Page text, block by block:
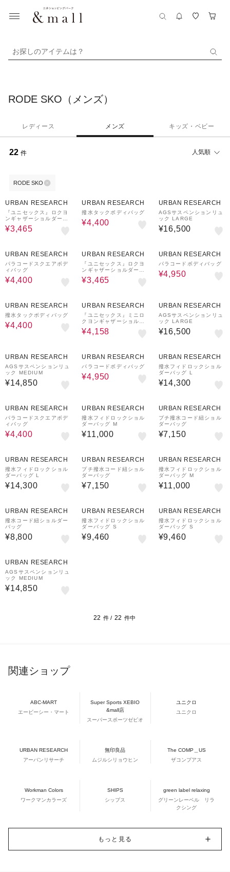
お探しのアイテムは？
RODE SKO（メンズ）
レディース メンズ キッズ・ベビー
22 件 人気順
RODE SKO
URBAN RESEARCH
『ユニセックス』ロクヨ
ンギャザーショルダート
ートバッグ
¥3,465
URBAN RESEARCH
撥水タックボディバッグ
¥4,400
URBAN RESEARCH
AGSサスペンションリュ
ック LARGE
¥16,500
URBAN RESEARCH
パラコードスクエアボデ
ィバッグ
¥4,400
URBAN RESEARCH
『ユニセックス』ロクヨ
ンギャザーショルダート
ートバッグ
¥3,465
URBAN RESEARCH
パラコードボディバッグ
¥4,950
URBAN RESEARCH
撥水タックボディバッグ
¥4,400
URBAN RESEARCH
『ユニセックス』ミニロ
クヨンギャザーショルダ
ートート
¥4,158
URBAN RESEARCH
AGSサスペンションリュ
ック LARGE
¥16,500
URBAN RESEARCH
AGSサスペンションリュ
ック MEDIUM
¥14,850
URBAN RESEARCH
パラコードボディバッグ
¥4,950
URBAN RESEARCH
撥水フィドロックショル
ダーバッグ L
¥14,300
URBAN RESEARCH
パラコードスクエアボデ
ィバッグ
¥4,400
URBAN RESEARCH
撥水フィドロックショル
ダーバッグ M
¥11,000
URBAN RESEARCH
プチ撥水コード紐ショル
ダーバッグ
¥7,150
URBAN RESEARCH
撥水フィドロックショル
ダーバッグ L
¥14,300
URBAN RESEARCH
プチ撥水コード紐ショル
ダーバッグ
¥7,150
URBAN RESEARCH
撥水フィドロックショル
ダーバッグ M
¥11,000
URBAN RESEARCH
撥水コード紐ショルダー
バッグ
¥8,800
URBAN RESEARCH
撥水フィドロックショル
ダーバッグ S
¥9,460
URBAN RESEARCH
撥水フィドロックショル
ダーバッグ S
¥9,460
URBAN RESEARCH
AGSサスペンションリュ
ック MEDIUM
¥14,850
22 件 / 22 件中
関連ショップ
ABC-MART
エービーシー・マート
Super Sports XEBIO
&mall店
スーパースポーツゼビオ
ユニクロ
ユニクロ
URBAN RESEARCH
アーバンリサーチ
無印良品
ムジルシリョウヒン
The COMP＿US
ザコンプアス
Workman Colors
ワークマンカラーズ
SHIPS
シップス
green label relaxing
グリーンレーベル リラ
クシング
もっと見る